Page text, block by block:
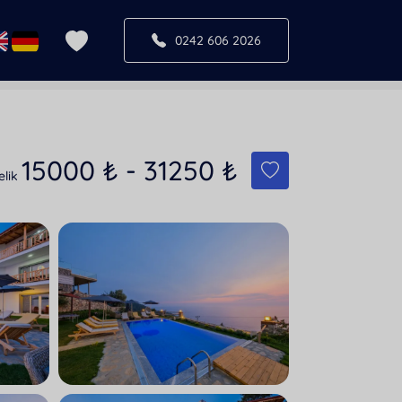
0242 606 2026
15000 ₺ - 31250 ₺